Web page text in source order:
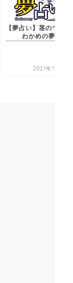
【夢占い】間違
2021年7